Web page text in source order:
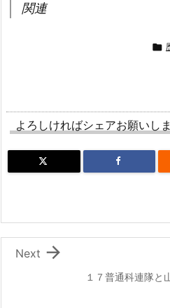
関連

よろしければシェアお願いし
１７普通科連隊と

Next